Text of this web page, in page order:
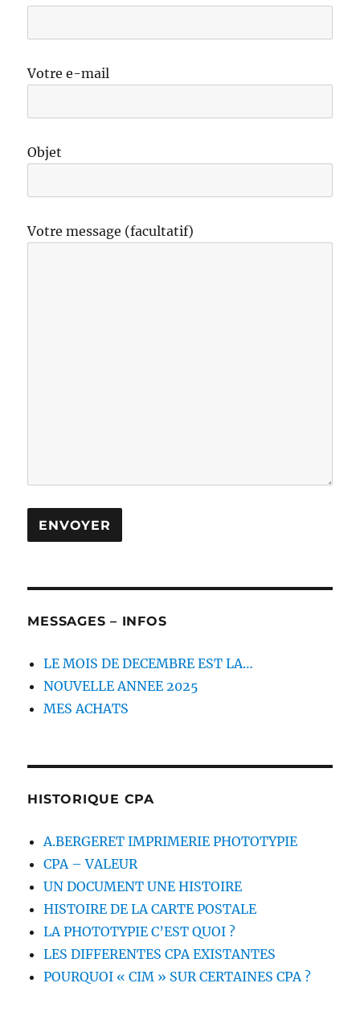
Votre e-mail
Objet
Votre message (facultatif)
MESSAGES – INFOS
LE MOIS DE DECEMBRE EST LA…
NOUVELLE ANNEE 2025
MES ACHATS
HISTORIQUE CPA
A.BERGERET IMPRIMERIE PHOTOTYPIE
CPA – VALEUR
UN DOCUMENT UNE HISTOIRE
HISTOIRE DE LA CARTE POSTALE
LA PHOTOTYPIE C’EST QUOI ?
LES DIFFERENTES CPA EXISTANTES
POURQUOI « CIM » SUR CERTAINES CPA ?